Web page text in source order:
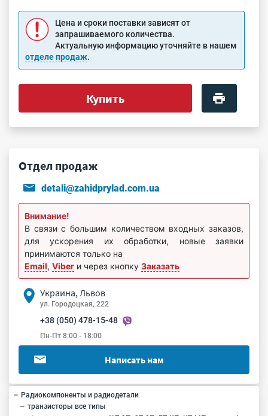
Цена и сроки поставки зависят от
запрашиваемого количества.
Актуальную информацию уточняйте в нашем
отделе продаж.
Купить
Отдел продаж
detali@zahidprylad.com.ua
Внимание!
В связи с большим количеством входных заказов,
для ускорения их обработки, новые заявки
принимаются только на
Email, Viber и через кнопку Заказать
Украина, Львов
ул. Городоцкая, 222
+38 (050) 478-15-48
Пн-Пт 8:00 - 18:00
Написать нам
Радиокомпоненты и радиодетали
транзисторы все типы